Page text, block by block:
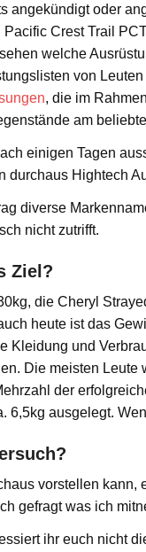
angekündigt oder
Pacific Crest Trail
welche
von
, die im
am
einigen Tagen
durchaus Hightech
diverse
nicht zutrifft.
Ziel?
die Cheryl
heute ist das
Kleidung und
Die meisten
der
6,5kg ausgelegt.
vorstellen kann,
gefragt was ich
ihr euch nicht